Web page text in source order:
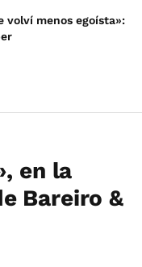
volví menos egoísta»:
en la
Bareiro &